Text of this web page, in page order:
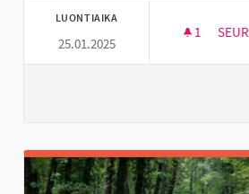
LUONTIAIKA
25.01.2025
1 1